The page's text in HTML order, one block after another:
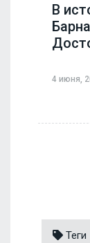
В
4 июня,
Теги